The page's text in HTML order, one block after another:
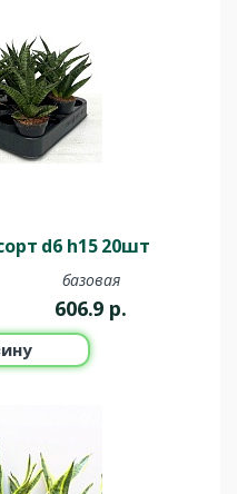
d6 h15 20шт
базовая
606.9 р.